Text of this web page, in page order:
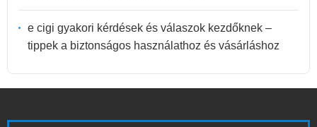
e cigi gyakori kérdések és válaszok kezdőknek –
tippek a biztonságos használathoz és vásárláshoz